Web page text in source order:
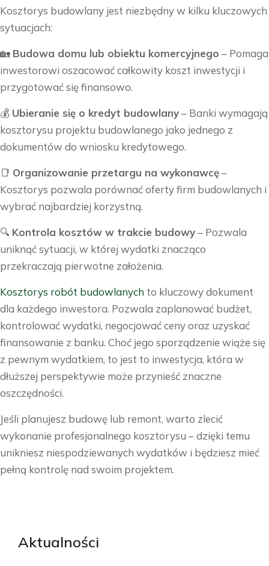
Kosztorys budowlany jest niezbędny w kilku kluczowych
sytuacjach:
🏡 Budowa domu lub obiektu komercyjnego – Pomaga
inwestorowi oszacować całkowity koszt inwestycji i
przygotować się finansowo.
💰 Ubieranie się o kredyt budowlany– Banki wymagają
kosztorysu projektu budowlanego jako jednego z
dokumentów do wniosku kredytowego.
📑 Organizowanie przetargu na wykonawcę–
Kosztorys pozwala porównać oferty firm budowlanych i
wybrać najbardziej korzystną.
🔍 Kontrola kosztów w trakcie budowy– Pozwala
uniknąć sytuacji, w której wydatki znacząco
przekraczają pierwotne założenia.
Kosztorys robót budowlanych to kluczowy dokument
dla każdego inwestora. Pozwala zaplanować budżet,
kontrolować wydatki, negocjować ceny oraz uzyskać
finansowanie z banku. Choć jego sporządzenie wiąże się
z pewnym wydatkiem, to jest to inwestycja, która w
dłuższej perspektywie może przynieść znaczne
oszczędności.
Jeśli planujesz budowę lub remont, warto zlecić
wykonanie profesjonalnego kosztorysu – dzięki temu
unikniesz niespodziewanych wydatków i będziesz mieć
pełną kontrolę nad swoim projektem.
Aktualności